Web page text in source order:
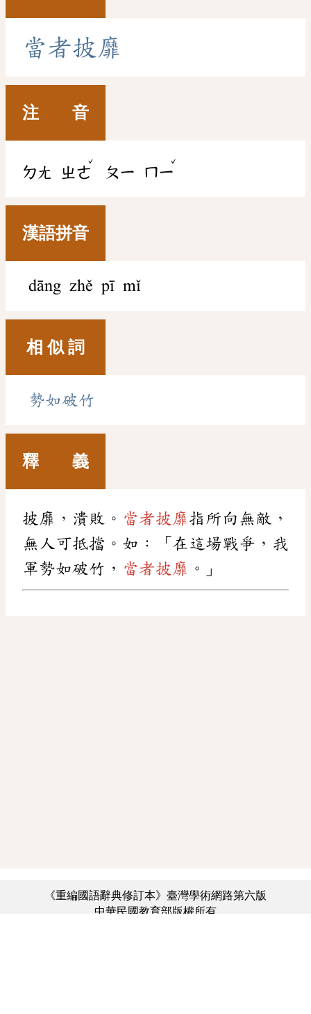
當者披 靡
注 音
ㄉㄤ ㄓㄜ
ˇ
ㄆㄧ ㄇㄧ
ˇ
漢語拼音
dāng zhě pī mǐ
相 似 詞
勢如破竹
釋 義
披靡，潰敗。 當者披靡指所向無敵，
無人可抵擋。如：「在這場戰爭，我
軍勢如破竹， 當者披靡 。」
《重編國語辭典修訂本》臺灣學術網路第六版
中華民國教育部版權所有